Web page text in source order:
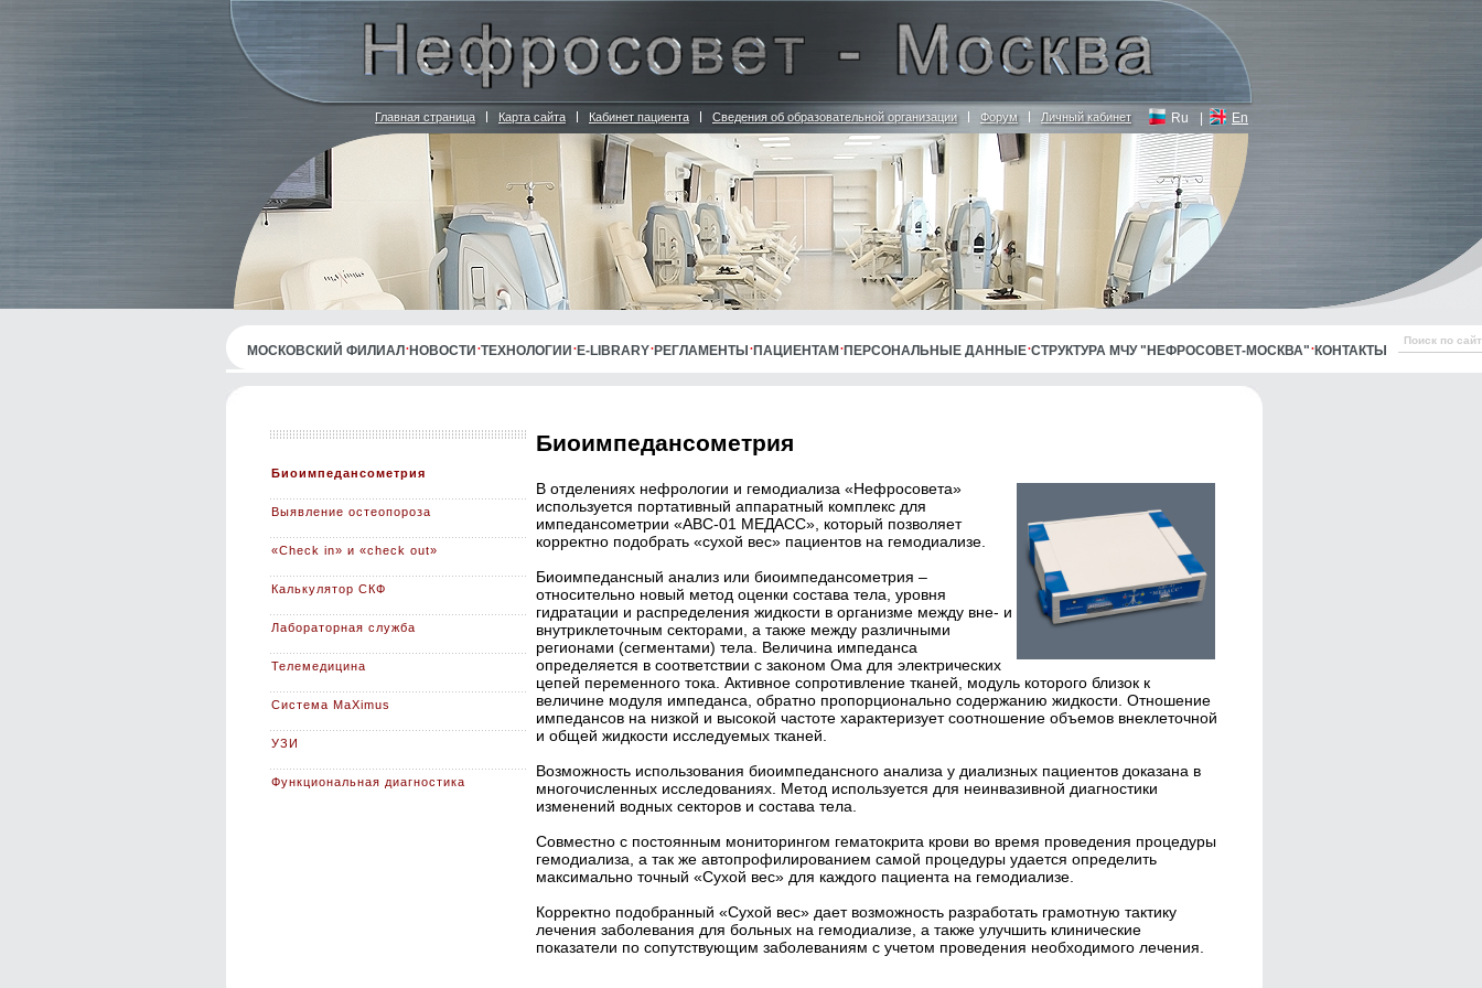
Ru En
Главная страница Карта сайта Кабинет пациента Сведения об образовательной организации Форум Личный кабинет
МОСКОВСКИЙ ФИЛИАЛ НОВОСТИ ТЕХНОЛОГИИ E-LIBRARY РЕГЛАМЕНТЫ ПАЦИЕНТАМ ПЕРСОНАЛЬНЫЕ ДАННЫЕ СТРУКТУРА МЧУ "НЕФРОСОВЕТ-МОСКВА" КОНТАКТЫ
Биоимпедансометрия
В отделениях нефрологии и гемодиализа «Нефросовета»
используется портативный аппаратный комплекс для
импедансометрии «АВС-01 МЕДАСС», который позволяет
корректно подобрать «сухой вес» пациентов на гемодиализе.
Биоимпедансный анализ или биоимпедансометрия –
относительно новый метод оценки состава тела, уровня
гидратации и распределения жидкости в организме между вне- и
внутриклеточным секторами, а также между различными
регионами (сегментами) тела. Величина импеданса
определяется в соответствии с законом Ома для электрических
цепей переменного тока. Активное сопротивление тканей, модуль которого близок к
величине модуля импеданса, обратно пропорционально содержанию жидкости. Отношение
импедансов на низкой и высокой частоте характеризует соотношение объемов внеклеточной
и общей жидкости исследуемых тканей.
Возможность использования биоимпедансного анализа у диализных пациентов доказана в
многочисленных исследованиях. Метод используется для неинвазивной диагностики
изменений водных секторов и состава тела.
Совместно с постоянным мониторингом гематокрита крови во время проведения процедуры
гемодиализа, а так же автопрофилированием самой процедуры удается определить
максимально точный «Сухой вес» для каждого пациента на гемодиализе.
Корректно подобранный «Сухой вес» дает возможность разработать грамотную тактику
лечения заболевания для больных на гемодиализе, а также улучшить клинические
показатели по сопутствующим заболеваниям с учетом проведения необходимого лечения.
Биоимпедансометрия
Выявление остеопороза
«Check in» и «check out»
Калькулятор СКФ
Лабораторная служба
Телемедицина
Система MaXimus
УЗИ
Функциональная диагностика